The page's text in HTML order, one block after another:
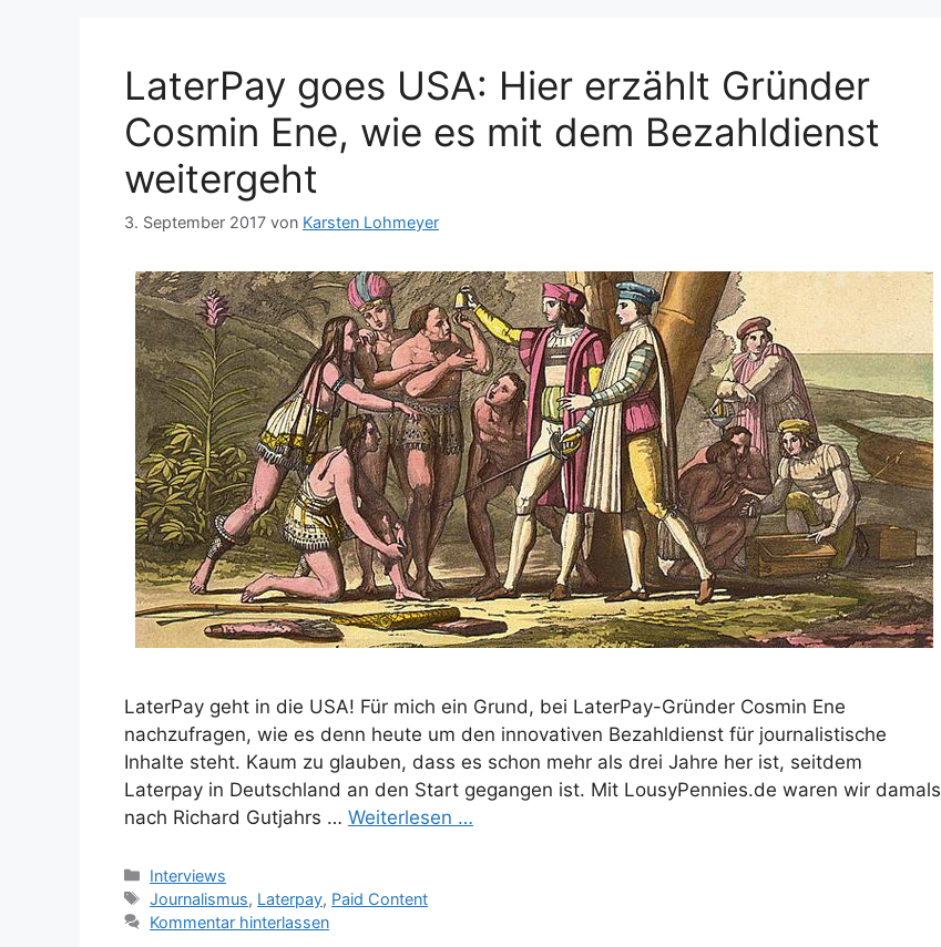
LaterPay goes USA: Hier erzählt Gründer
Cosmin Ene, wie es mit dem Bezahldienst
weitergeht
3. September 2017 von Karsten Lohmeyer
LaterPay geht in die USA! Für mich ein Grund, bei LaterPay-Gründer Cosmin Ene
nachzufragen, wie es denn heute um den innovativen Bezahldienst für journalistische
Inhalte steht. Kaum zu glauben, dass es schon mehr als drei Jahre her ist, seitdem
Laterpay in Deutschland an den Start gegangen ist. Mit LousyPennies.de waren wir damals
nach Richard Gutjahrs … Weiterlesen …
Kategorien
Interviews
Schlagwörter
Journalismus, Laterpay, Paid Content
Kommentar hinterlassen